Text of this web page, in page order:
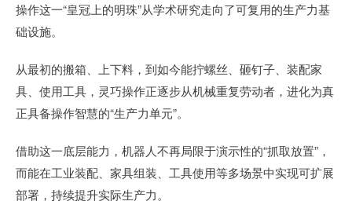
操作这一“皇冠上的明珠”从学术研究走向了可复用的生产力基
础设施。
从最初的搬箱、上下料，到如今能拧螺丝、砸钉子、装配家
具、使用工具，灵巧操作正逐步从机械重复劳动者，进化为真
正具备操作智慧的“生产力单元”。
借助这一底层能力，机器人不再局限于演示性的“抓取放置”，
而能在工业装配、家具组装、工具使用等多场景中实现可扩展
部署，持续提升实际生产力。